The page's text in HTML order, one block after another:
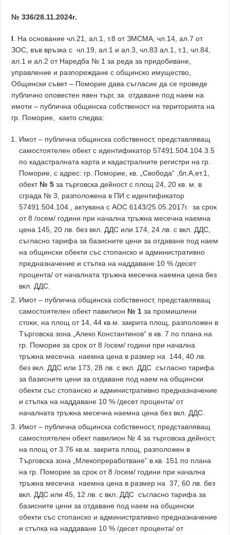
№ 336/28.11.2024г.
І . На основание чл.21, ал.1, т.8 от ЗМСМА, чл.14, ал.7 от
ЗОС, във връзка с чл.19, ал.1 и ал.3, чл.83 ал.1, т.1, чл.84,
ал.1 и ал.2 от Наредба № 1 за реда за придобиване,
управление и разпореждане с общинско имущество,
Общински съвет – Поморие дава съгласие да се проведе
публично оповестен явен търг, за отдаване под наем на
имоти – публична общинска собственост на територията на
гр. Поморие, както следва:
Имот – публична общинска собственост, представляващ
самостоятелен обект с идентификатор 57491.504.104.3.5
по кадастралната карта и кадастралните регистри на гр.
Поморие, с адрес: гр. Поморие, кв. „Свобода“ ,бл.А,ет.1,
обект № 5 за търговска дейност с площ 24, 20 кв. м. в
сграда № 3, разположена в ПИ с идентификатор
57491.504.104., актувана с АОС 6143/25.05.2017г. за срок
от 8 /осем/ години при начална тръжна месечна наемна
цена 145, 20 лв. без вкл. ДДС или 174, 24 лв. с вкл. ДДС,
съгласно тарифа за базисните цени за отдаване под наем
на общински обекти със стопанско и административно
предназначение и стъпка на наддаване 10 % /десет
процента/ от началната тръжна месечна наемна цена без
вкл. ДДС.
Имот – публична общинска собственост, представляващ
самостоятелен обект павилион № 1 за промишлени
стоки, на площ от 14, 44 кв.м. закрита площ, разположен в
Търговска зона „Алеко Константинов“ в кв. 7 по плана на
гр. Поморие за срок от 8 /осем/ години при начална
тръжна месечна наемна цена в размер на 144, 40 лв.
без вкл. ДДС или 173, 28 лв. с вкл. ДДС съгласно тарифа
за базисните цени за отдаване под наем на общински
обекти със стопанско и административно предназначение
и стъпка на наддаване 10 % /десет процента/ от
началната тръжна месечна наемна цена без вкл. ДДС.
Имот – публична общинска собственост, представляващ
самостоятелен обект павилион № 4 за търговска дейност,
на площ от 3.76 кв.м. закрита площ, разположен в
Търговска зона „Млекопреработване” в кв. 151 по плана
на гр. Поморие за срок от 8 /осем/ години при начална
тръжна месечна наемна цена в размер на 37, 60 лв. без
вкл. ДДС или 45, 12 лв. с вкл. ДДС съгласно тарифа за
базисните цени за отдаване под наем на общински
обекти със стопанско и административно предназначение
и стъпка на наддаване 10 % /десет процента/ от